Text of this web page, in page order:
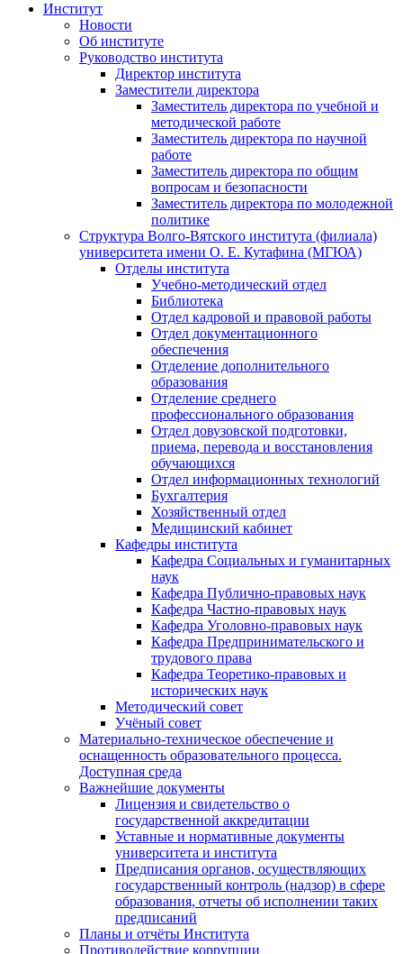
Институт
Новости
Об институте
Руководство института
Директор института
Заместители директора
Заместитель директора по учебной и
методической работе
Заместитель директора по научной
работе
Заместитель директора по общим
вопросам и безопасности
Заместитель директора по молодежной
политике
Структура Волго-Вятского института (филиала)
университета имени О. Е. Кутафина (МГЮА)
Отделы института
Учебно-методический отдел
Библиотека
Отдел кадровой и правовой работы
Отдел документационного
обеспечения
Отделение дополнительного
образования
Отделение среднего
профессионального образования
Отдел довузовской подготовки,
приема, перевода и восстановления
обучающихся
Отдел информационных технологий
Бухгалтерия
Хозяйственный отдел
Медицинский кабинет
Кафедры института
Кафедра Социальных и гуманитарных
наук
Кафедра Публично-правовых наук
Кафедра Частно-правовых наук
Кафедра Уголовно-правовых наук
Кафедра Предпринимательского и
трудового права
Кафедра Теоретико-правовых и
исторических наук
Методический совет
Учёный совет
Материально-техническое обеспечение и
оснащенность образовательного процесса.
Доступная среда
Важнейшие документы
Лицензия и свидетельство о
государственной аккредитации
Уставные и нормативные документы
университета и института
Предписания органов, осуществляющих
государственный контроль (надзор) в сфере
образования, отчеты об исполнении таких
предписаний
Планы и отчёты Института
Противодействие коррупции